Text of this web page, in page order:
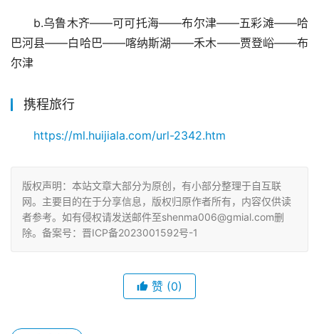
b.乌鲁木齐——可可托海——布尔津——五彩滩——哈
巴河县——白哈巴——喀纳斯湖——禾木——贾登峪——布
尔津
携程旅行
https://ml.huijiala.com/url-2342.htm
版权声明：本站文章大部分为原创，有小部分整理于自互联
网。主要目的在于分享信息，版权归原作者所有，内容仅供读
者参考。如有侵权请发送邮件至shenma006@gmial.com删
除。备案号：晋ICP备2023001592号-1
赞 (0)